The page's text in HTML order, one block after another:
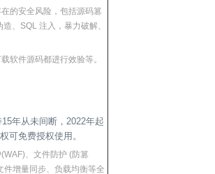
的安全风险，包括源码篡
、SQL 注入，暴力破解、
软件源码都进行效验等。
年从未间断，2022年起
可免费授权使用。
、文件防护 (防篡
件增量同步、负载均衡等全